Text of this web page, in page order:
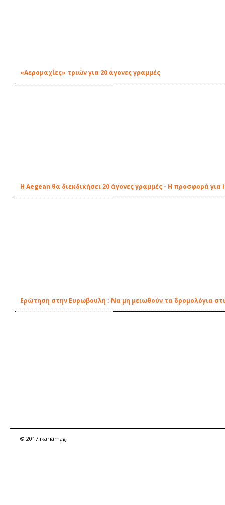
«Αερομαχίες» τριών για 20 άγονες γραμμές
Η Aegean θα διεκδικήσει 20 άγονες γραμμές - Η προσφορά για
Ερώτηση στην Ευρωβουλή : Nα μη μειωθούν τα δρομολόγια
© 2017 ikariamag